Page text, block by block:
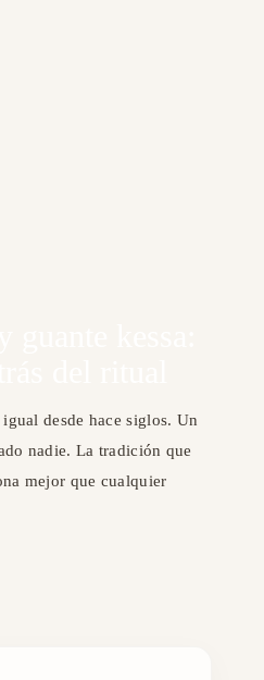
desde hace siglos. Un
nadie. La tradición que
mejor que cualquier